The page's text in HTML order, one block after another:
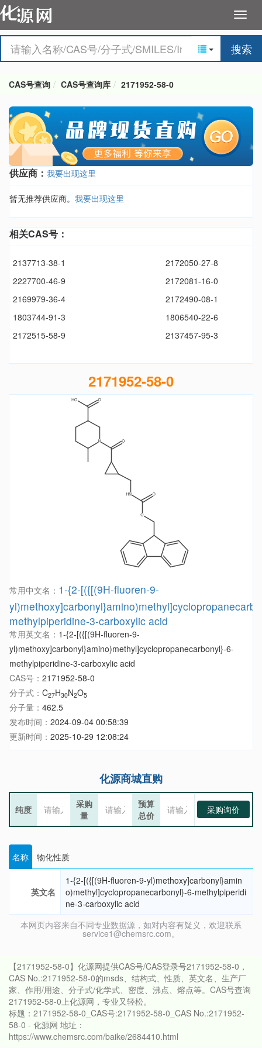
搜索
CAS号查询 CAS号查询库 2171952-58-0
供应商： 我要出现这里
暂无推荐供应商。 我要出现这里
相关CAS号：
2137713-38-1
2172050-27-8
2227700-46-9
2172081-16-0
2169979-36-4
2172490-08-1
1803744-91-3
1806540-22-6
2172515-58-9
2137457-95-3
2171952-58-0
常用中文名： 1-{2-[({[(9H-fluoren-9-
methylpiperidine-3-carboxylic acid
常用英文名： 1-{2-[({[(9H-fluoren-9-
yl)methoxy]carbonyl}amino)methyl]cyclopropanecarbonyl}-6-
methylpiperidine-3-carboxylic acid
CAS号： 2171952-58-0
分子式： C27H30N2O5
分子量： 462.5
发布时间： 2024-09-04 00:58:39
更新时间： 2025-10-29 12:08:24
化源商城直购
纯度
采购
量
预算
总价
采购询价
名称 物化性质
英文名
1-{2-[({[(9H-fluoren-9-yl)methoxy]carbonyl}amin
o)methyl]cyclopropanecarbonyl}-6-methylpiperidi
ne-3-carboxylic acid
本网页内容来自不同专业数据源，如对内容有疑义，欢迎联系
service1@chemsrc.com。
【2171952-58-0】化源网提供CAS号/CAS登录号2171952-58-0，
CAS No.:2171952-58-0的msds、结构式、性质、英文名、生产厂
家、作用/用途、分子式/化学式、密度、沸点、熔点等。CAS号查询
2171952-58-0上化源网，专业又轻松。
标题：2171952-58-0_CAS号:2171952-58-0_CAS No.:2171952-
58-0 - 化源网 地址：
https://www.chemsrc.com/baike/2684410.html